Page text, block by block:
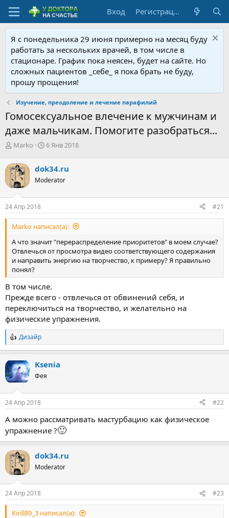
Вход Регистрация
Я с понедельника 29 июня примерно на месяц буду
работать за нескольких врачей, в том числе в
стационаре. График пока неясен, будет на сайте. Но
сложных пациентов _себе_ я пока брать не буду,
прошу прощения!
Изучение, преодоление и лечение парафилий
Гомосексуальное влечение к мужчинам и
даже мальчикам. Помогите разобраться...
А
т
о
р
т
е
м
ы
Marko
Д
а
н
ч
л
а
6 Янв 2018
dok34.ru
Moderator
24 Апр 2018 #21
Marko написал(а):
А что значит "перераспределение приоритетов" в моем случае?
Отвлечься от просмотра видео соответствующего содержания
и направить энергию на творчество, к примеру? Я правильно
понял?
В том числе.
Прежде всего - отвлечься от обвинений себя, и
переключиться на творчество, и желательно на
физические упражнения.
Р
е
к
ц
и
Дизайр
Ksenia
Фея
24 Апр 2018 #22
А можно рассматривать мастурбацию как физическое
упражнение ?🙂
dok34.ru
Moderator
24 Апр 2018 #23
Kirill89_3 написал(а):